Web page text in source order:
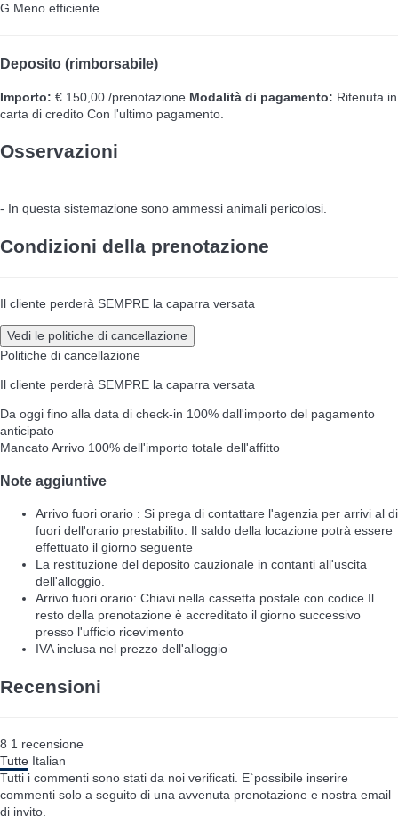
G Meno efficiente
Deposito (rimborsabile)
Importo: € 150,00 /prenotazione Modalità di pagamento: Ritenuta in
carta di credito Con l'ultimo pagamento.
Osservazioni
- In questa sistemazione sono ammessi animali pericolosi.
Condizioni della prenotazione
Il cliente perderà SEMPRE la caparra versata
Vedi le politiche di cancellazione
Politiche di cancellazione
Il cliente perderà SEMPRE la caparra versata
Da oggi fino alla data di check-in 100% dall'importo del pagamento
anticipato
Mancato Arrivo 100% dell'importo totale dell'affitto
Note aggiuntive
Arrivo fuori orario : Si prega di contattare l'agenzia per arrivi al di
fuori dell'orario prestabilito. Il saldo della locazione potrà essere
effettuato il giorno seguente
La restituzione del deposito cauzionale in contanti all'uscita
dell'alloggio.
Arrivo fuori orario: Chiavi nella cassetta postale con codice.Il
resto della prenotazione è accreditato il giorno successivo
presso l'ufficio ricevimento
IVA inclusa nel prezzo dell'alloggio
Recensioni
8 1 recensione
Tutte Italian
Tutti i commenti sono stati da noi verificati. E`possibile inserire
commenti solo a seguito di una avvenuta prenotazione e nostra email
di invito.